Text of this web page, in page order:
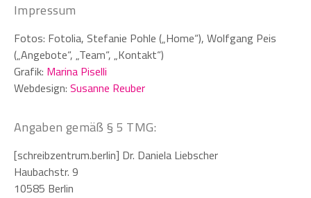
Impressum
Fotos: Fotolia, Stefanie Pohle („Home“), Wolfgang Peis
(„Angebote“, „Team“, „Kontakt“)
Grafik: Marina Piselli
Webdesign: Susanne Reuber
Angaben gemäß § 5 TMG:
[schreibzentrum.berlin] Dr. Daniela Liebscher
Haubachstr. 9
10585 Berlin